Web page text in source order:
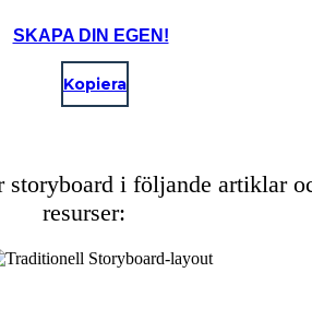
SKAPA DIN EGEN!
Kopiera
storyboard i följande artiklar
resurser: